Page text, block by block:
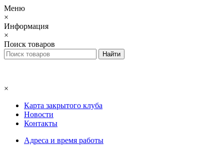
Меню
×
Информация
×
Поиск товаров
×
Карта закрытого клуба
Новости
Контакты
Адреса и время работы